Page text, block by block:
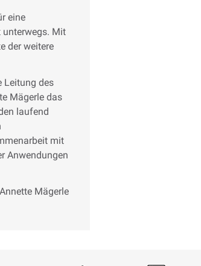
eine
unterwegs. Mit
der weitere
Leitung des
Mägerle das
laufend
mit
Anwendungen
Mägerle